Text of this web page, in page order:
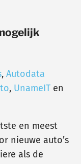
, Autodata
, UnameIT en
en meest
nieuwe auto’s
als de